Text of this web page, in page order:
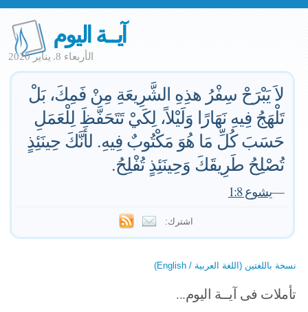
آيــة اليوم
الأربعاء 8. يناير 2020
لاَ يَبْرَحْ سِفْرُ هذِهِ الشَّرِيعَةِ مِنْ فَمِكَ، بَلْ
تَلْهَجُ فِيهِ نَهَارًا وَلَيْلاً، لِكَيْ تَتَحَفَّظَ لِلْعَمَلِ
حَسَبَ كُلِّ مَا هُوَ مَكْتُوبٌ فِيهِ. لأَنَّكَ حِينَئِذٍ
تُصْلِحُ طَرِيقَكَ وَحِينَئِذٍ تُفْلِحُ.
—يشوع 1:8
اشترك:
نسخة باللغتين (اللغة العربية / English)
تأملات فى آيــة اليوم...